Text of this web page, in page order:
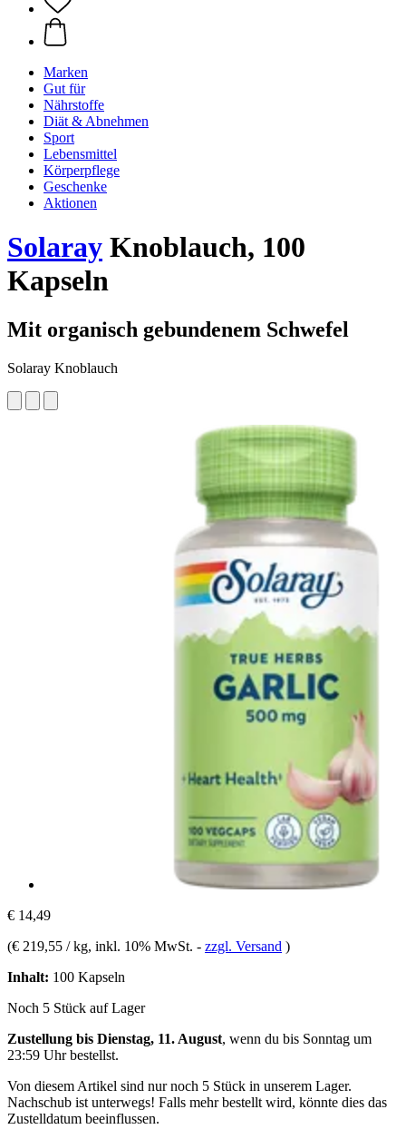
Marken
Gut für
Nährstoffe
Diät & Abnehmen
Sport
Lebensmittel
Körperpflege
Geschenke
Aktionen
Solaray Knoblauch, 100
Kapseln
Mit organisch gebundenem Schwefel
Solaray Knoblauch
€ 14,49
(€ 219,55 / kg, inkl. 10% MwSt. - zzgl. Versand )
Inhalt: 100 Kapseln
Noch 5 Stück auf Lager
Zustellung bis Dienstag, 11. August, wenn du bis Sonntag um
23:59 Uhrbestellst.
Von diesem Artikel sind nur noch 5 Stück in unserem Lager.
Nachschub ist unterwegs! Falls mehr bestellt wird, könnte dies das
Zustelldatum beeinflussen.